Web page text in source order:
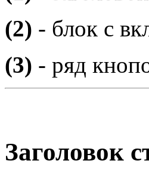
(2) - блок с
(3) - ряд
Заголовок